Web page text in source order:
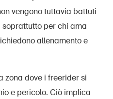
vengono tuttavia battuti
per chi ama
allenamento e
zona dove i freerider si
e pericolo. Ciò implica